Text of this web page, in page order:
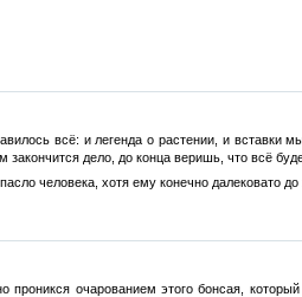
всё: и легенда о растении, и
дело, до конца веришь, что всё
человека, хотя ему конечно далековато до
проникся очарованием этого бонсая,